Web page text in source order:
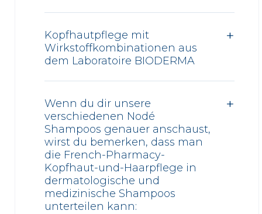
Kopfhautpflege mit
Wirkstoffkombinationen aus
dem Laboratoire BIODERMA
Wenn du dir unsere
verschiedenen Nodé
Shampoos genauer anschaust,
wirst du bemerken, dass man
die French-Pharmacy-
Kopfhaut-und-Haarpflege in
dermatologische und
medizinische Shampoos
unterteilen kann: